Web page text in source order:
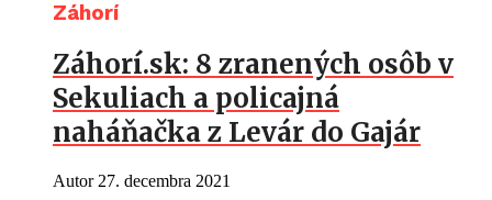
Záhorí
Záhorí.sk: 8 zranených osôb v
Sekuliach a policajná
naháňačka z Levár do Gajár
Autor 27. decembra 2021